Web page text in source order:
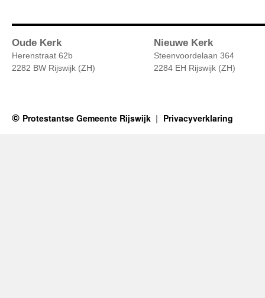
Oude Kerk
Herenstraat 62b
2282 BW Rijswijk (ZH)
Nieuwe Kerk
Steenvoordelaan 364
2284 EH Rijswijk (ZH)
Protestantse Gemeente Rijswijk Privacyverklaring